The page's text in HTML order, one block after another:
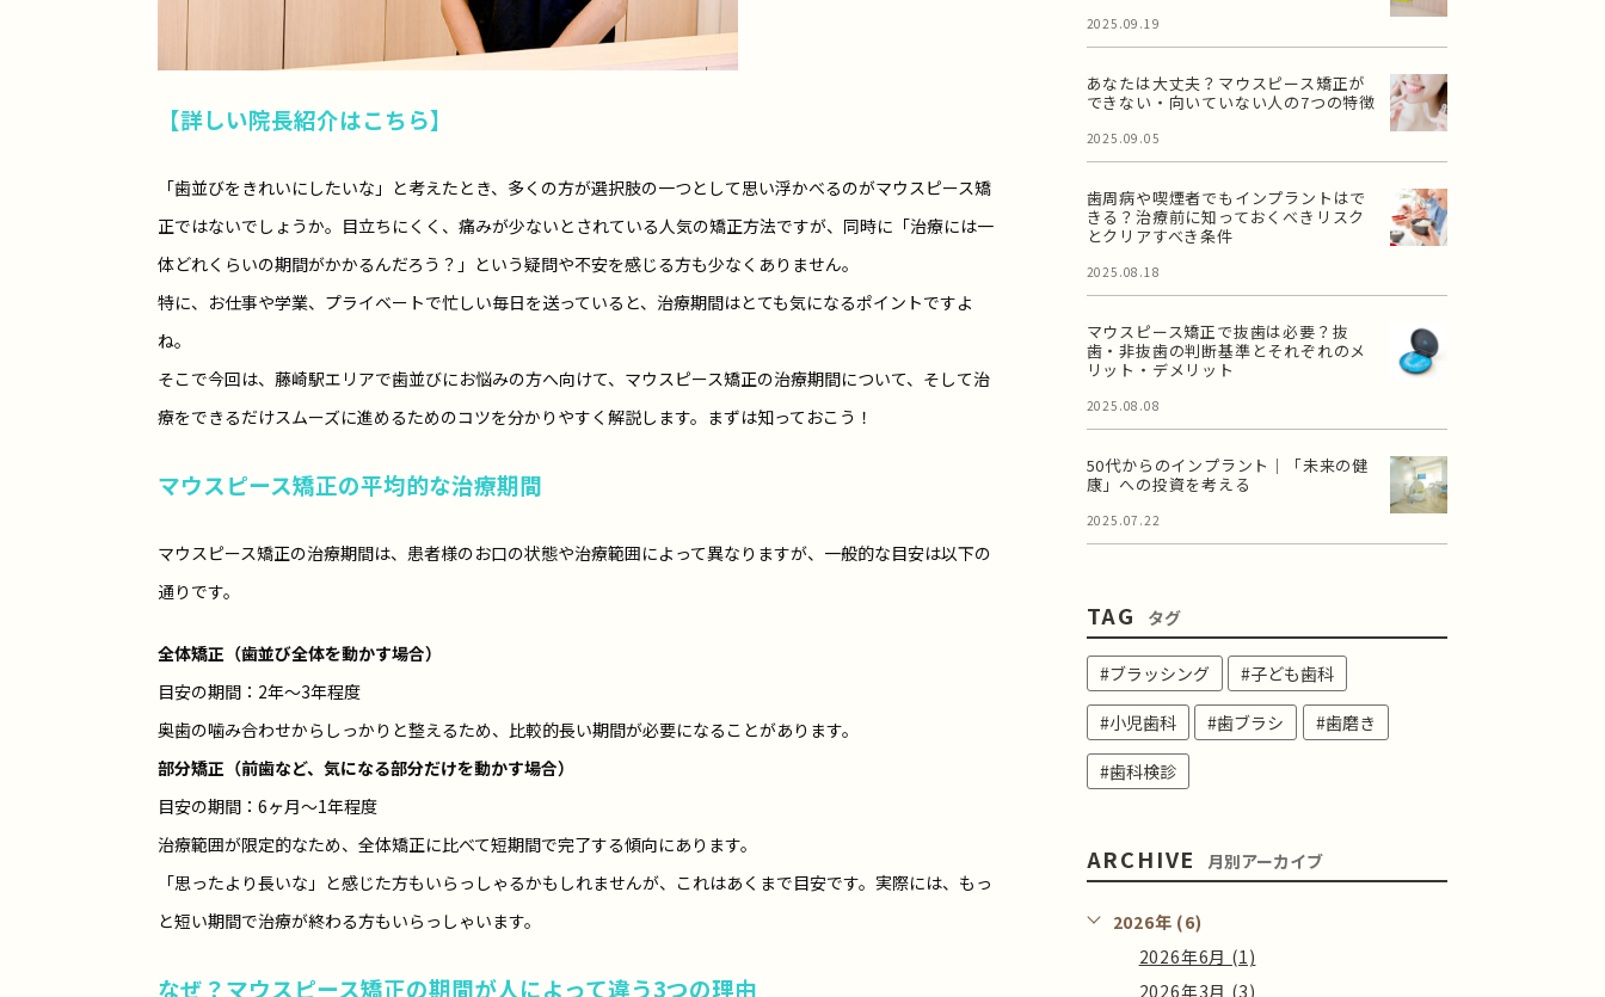
【詳しい院長紹介はこちら】
「歯並びをきれいにしたいな」と考えたとき、多くの方が選択肢の一つとして思い浮かべるのがマウスピース矯
正ではないでしょうか。目立ちにくく、痛みが少ないとされている人気の矯正方法ですが、同時に「治療には一
体どれくらいの期間がかかるんだろう？」という疑問や不安を感じる方も少なくありません。
特に、お仕事や学業、プライベートで忙しい毎日を送っていると、治療期間はとても気になるポイントですよ
ね。
そこで今回は、藤崎駅エリアで歯並びにお悩みの方へ向けて、マウスピース矯正の治療期間について、そして治
療をできるだけスムーズに進めるためのコツを分かりやすく解説します。まずは知っておこう！
マウスピース矯正の平均的な治療期間
マウスピース矯正の治療期間は、患者様のお口の状態や治療範囲によって異なりますが、一般的な目安は以下の
通りです。
全体矯正（歯並び全体を動かす場合）
目安の期間：2年～3年程度
奥歯の噛み合わせからしっかりと整えるため、比較的長い期間が必要になることがあります。
部分矯正（前歯など、気になる部分だけを動かす場合）
目安の期間：6ヶ月～1年程度
治療範囲が限定的なため、全体矯正に比べて短期間で完了する傾向にあります。
「思ったより長いな」と感じた方もいらっしゃるかもしれませんが、これはあくまで目安です。実際には、もっ
と短い期間で治療が終わる方もいらっしゃいます。
なぜ？マウスピース矯正の期間が人によって違う3つの理由
2025.09.19
あなたは大丈夫？マウスピース矯正が
できない・向いていない人の7つの特徴
2025.09.05
歯周病や喫煙者でもインプラントはで
きる？治療前に知っておくべきリスク
とクリアすべき条件
2025.08.18
マウスピース矯正で抜歯は必要？抜
歯・非抜歯の判断基準とそれぞれのメ
リット・デメリット
2025.08.08
50代からのインプラント｜「未来の健
康」への投資を考える
2025.07.22
TAG タグ
#ブラッシング #子ども歯科
#小児歯科 #歯ブラシ #歯磨き
#歯科検診
ARCHIVE 月別アーカイブ
2026年 (6)
2026年6月 (1)
2026年3月 (3)